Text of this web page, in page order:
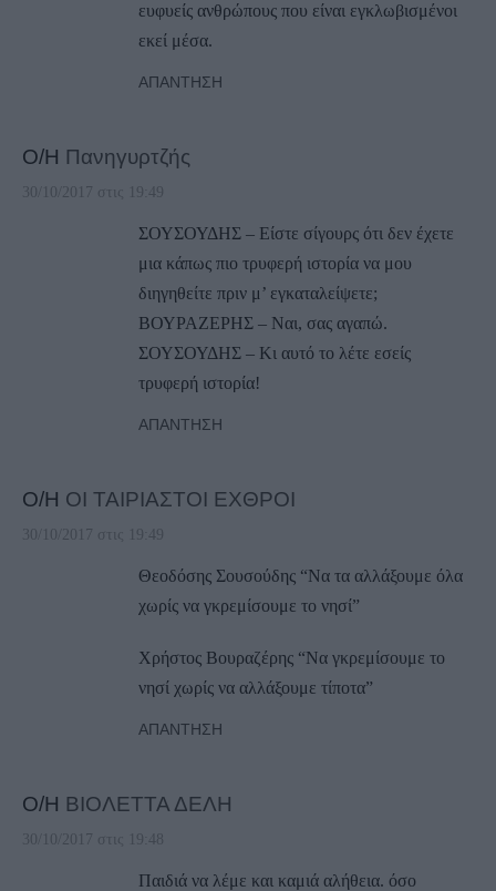
ευφυείς ανθρώπους που είναι εγκλωβισμένοι
εκεί μέσα.
ΑΠΆΝΤΗΣΗ
Ο/Η Πανηγυρτζής
30/10/2017 στις 19:49
ΣΟΥΣΟΥΔΗΣ – Είστε σίγουρς ότι δεν έχετε
μια κάπως πιο τρυφερή ιστορία να μου
διηγηθείτε πριν μ’ εγκαταλείψετε;
ΒΟΥΡΑΖΕΡΗΣ – Ναι, σας αγαπώ.
ΣΟΥΣΟΥΔΗΣ – Κι αυτό το λέτε εσείς
τρυφερή ιστορία!
ΑΠΆΝΤΗΣΗ
Ο/Η ΟΙ ΤΑΙΡΙΑΣΤΟΙ ΕΧΘΡΟΙ
30/10/2017 στις 19:49
Θεοδόσης Σουσούδης “Να τα αλλάξουμε όλα
χωρίς να γκρεμίσουμε το νησί”
Χρήστος Βουραζέρης “Να γκρεμίσουμε το
νησί χωρίς να αλλάξουμε τίποτα”
ΑΠΆΝΤΗΣΗ
Ο/Η ΒΙΟΛΕΤΤΑ ΔΕΛΗ
30/10/2017 στις 19:48
Παιδιά να λέμε και καμιά αλήθεια. όσο